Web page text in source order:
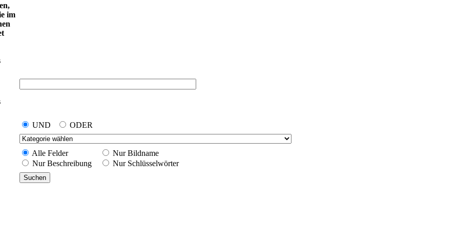
im
UND ODER
Alle Felder
Nur Bildname
Nur Beschreibung
Nur Schlüsselwörter